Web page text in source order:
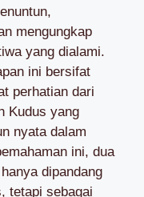
mengungkap
yang dialami.
ini bersifat
perhatian dari
Kudus yang
nyata dalam
ini, dua
dipandang
tetapi sebagai